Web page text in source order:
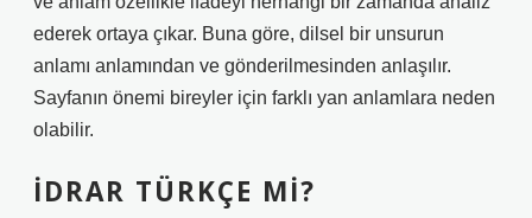
ederek ortaya çıkar. Buna göre, dilsel bir unsurun
anlamı anlamından ve gönderilmesinden anlaşılır.
Sayfanın önemi bireyler için farklı yan anlamlara neden
olabilir.
İDRAR TÜRKÇE MI?